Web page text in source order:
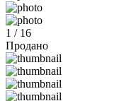
1 / 16
Продано